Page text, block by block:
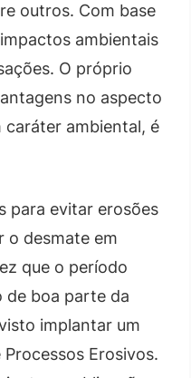
outros. Com base
ambientais
O próprio
no aspecto
caráter ambiental, é
para evitar erosões
o desmate em
que o período
de boa parte da
implantar um
Erosivos.